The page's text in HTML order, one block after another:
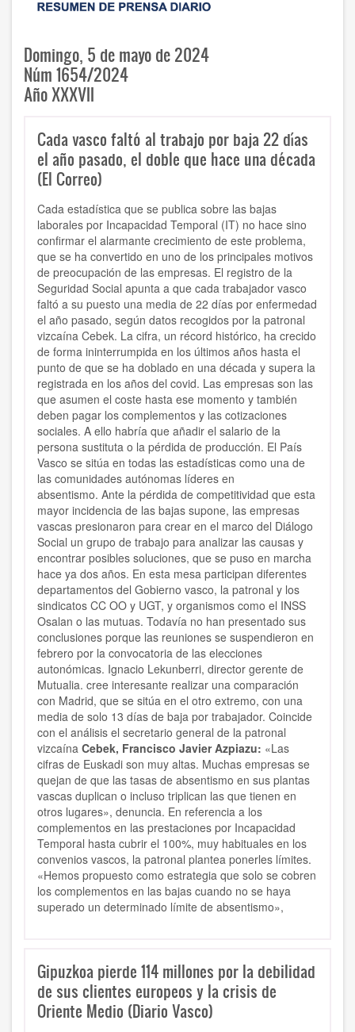
Domingo, 5 de mayo de 2024
Núm 1654/2024
Año XXXVII
Cada vasco faltó al trabajo por baja 22 días
el año pasado, el doble que hace una década
(El Correo)
Cada estadística que se publica sobre las bajas
laborales por Incapacidad Temporal (IT) no hace sino
confirmar el alarmante crecimiento de este problema,
que se ha convertido en uno de los principales motivos
de preocupación de las empresas. El registro de la
Seguridad Social apunta a que cada trabajador vasco
faltó a su puesto una media de 22 días por enfermedad
el año pasado, según datos recogidos por la patronal
vizcaína Cebek. La cifra, un récord histórico, ha crecido
de forma ininterrumpida en los últimos años hasta el
punto de que se ha doblado en una década y supera la
registrada en los años del covid. Las empresas son las
que asumen el coste hasta ese momento y también
deben pagar los complementos y las cotizaciones
sociales. A ello habría que añadir el salario de la
persona sustituta o la pérdida de producción. El País
Vasco se sitúa en todas las estadísticas como una de
las comunidades autónomas líderes en
absentismo. Ante la pérdida de competitividad que esta
mayor incidencia de las bajas supone, las empresas
vascas presionaron para crear en el marco del Diálogo
Social un grupo de trabajo para analizar las causas y
encontrar posibles soluciones, que se puso en marcha
hace ya dos años. En esta mesa participan diferentes
departamentos del Gobierno vasco, la patronal y los
sindicatos CC OO y UGT, y organismos como el INSS
Osalan o las mutuas. Todavía no han presentado sus
conclusiones porque las reuniones se suspendieron en
febrero por la convocatoria de las elecciones
autonómicas. Ignacio Lekunberri, director gerente de
Mutualia. cree interesante realizar una comparación
con Madrid, que se sitúa en el otro extremo, con una
media de solo 13 días de baja por trabajador. Coincide
con el análisis el secretario general de la patronal
vizcaína Cebek, Francisco Javier Azpiazu: «Las
cifras de Euskadi son muy altas. Muchas empresas se
quejan de que las tasas de absentismo en sus plantas
vascas duplican o incluso triplican las que tienen en
otros lugares», denuncia. En referencia a los
complementos en las prestaciones por Incapacidad
Temporal hasta cubrir el 100%, muy habituales en los
convenios vascos, la patronal plantea ponerles límites.
«Hemos propuesto como estrategia que solo se cobren
los complementos en las bajas cuando no se haya
superado un determinado límite de absentismo»,
Gipuzkoa pierde 114 millones por la debilidad
de sus clientes europeos y la crisis de
Oriente Medio (Diario Vasco)